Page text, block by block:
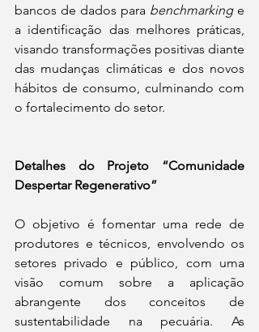
bancos de dados para benchmarking e
a identificação das melhores práticas,
visando transformações positivas diante
das mudanças climáticas e dos novos
hábitos de consumo, culminando com
o fortalecimento do setor.
Detalhes do Projeto “Comunidade
Despertar Regenerativo”
O objetivo é fomentar uma rede de
produtores e técnicos, envolvendo os
setores privado e público, com uma
visão comum sobre a aplicação
abrangente dos conceitos de
sustentabilidade na pecuária. As